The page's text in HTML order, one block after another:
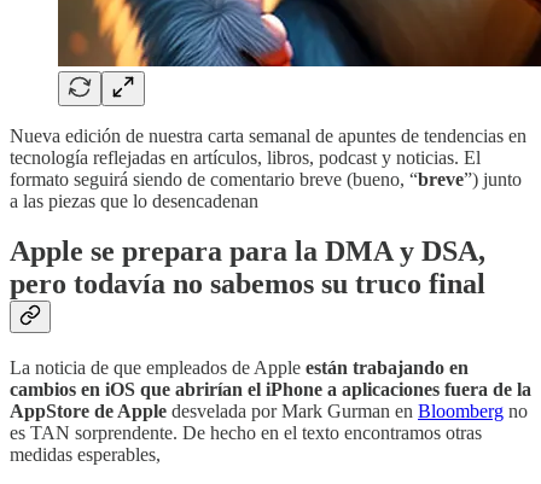
Nueva edición de nuestra carta semanal de apuntes de tendencias en
tecnología reflejadas en artículos, libros, podcast y noticias. El
formato seguirá siendo de comentario breve (bueno, “breve”) junto
a las piezas que lo desencadenan
Apple se prepara para la DMA y DSA,
pero todavía no sabemos su truco final
La noticia de que empleados de Apple están trabajando en
cambios en iOS que abrirían el iPhone a aplicaciones fuera de la
AppStore de Apple desvelada por Mark Gurman en Bloomberg no
es TAN sorprendente. De hecho en el texto encontramos otras
medidas esperables,